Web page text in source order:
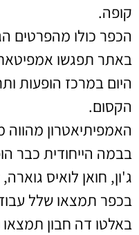
קופה.
הכפר כולו מהפרטים
היום במרכז הופעות
הקסום.
האמפיתיאטרון מהווה מאז פתיחתו בשנת 1982 ועד
בבמה הייחודית כבר
ג'ון, חואן לואיס
בכפר תמצאו שלל
באלטו דה חבון תמצאו